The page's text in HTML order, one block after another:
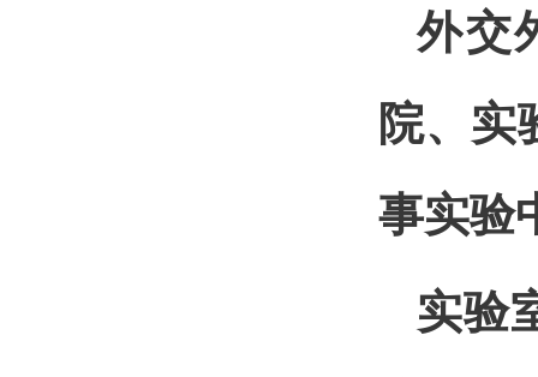
外交
院、实
事实验
实验